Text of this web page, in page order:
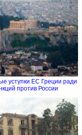
уступки ЕС Греции ради
против России